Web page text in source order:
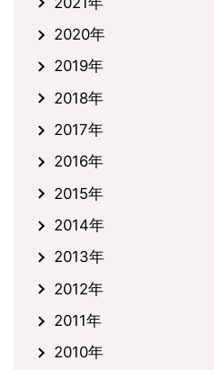
2020年
2019年
2018年
2017年
2016年
2015年
2014年
2013年
2012年
2011年
2010年